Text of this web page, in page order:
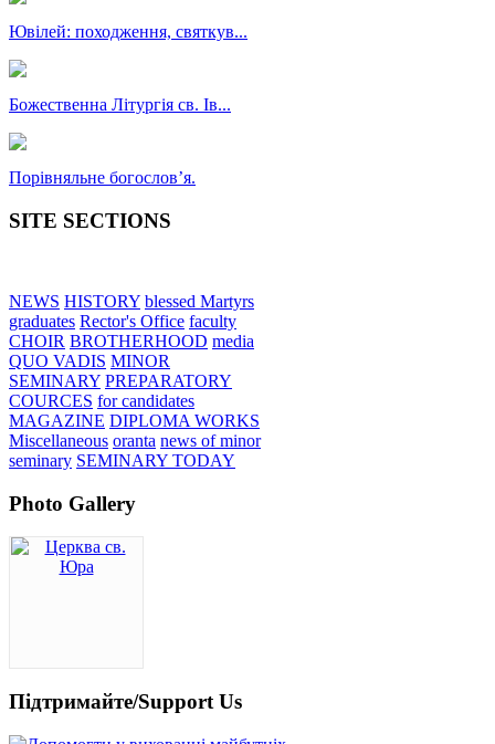
Ювілей: походження, святкув...
Божественна Літургія св. Ів...
Порівняльне богословʼя.
SITE SECTIONS
NEWS HISTORY blessed Martyrs
graduates Rector's Office faculty
CHOIR BROTHERHOOD media
QUO VADIS MINOR
SEMINARY PREPARATORY
COURCES for candidates
MAGAZINE DIPLOMA WORKS
Miscellaneous oranta news of minor
seminary SEMINARY TODAY
Photo Gallery
Підтримайте/Support Us